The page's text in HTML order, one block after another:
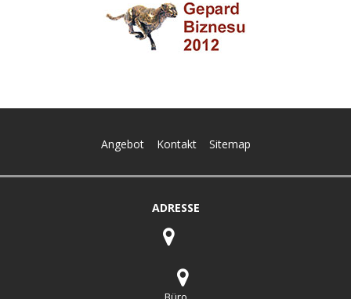
Angebot Kontakt Sitemap
ADRESSE